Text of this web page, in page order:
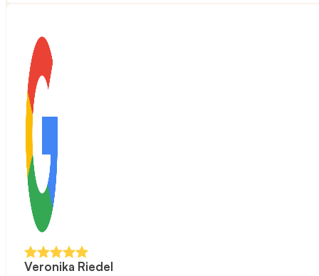
Veronika Riedel